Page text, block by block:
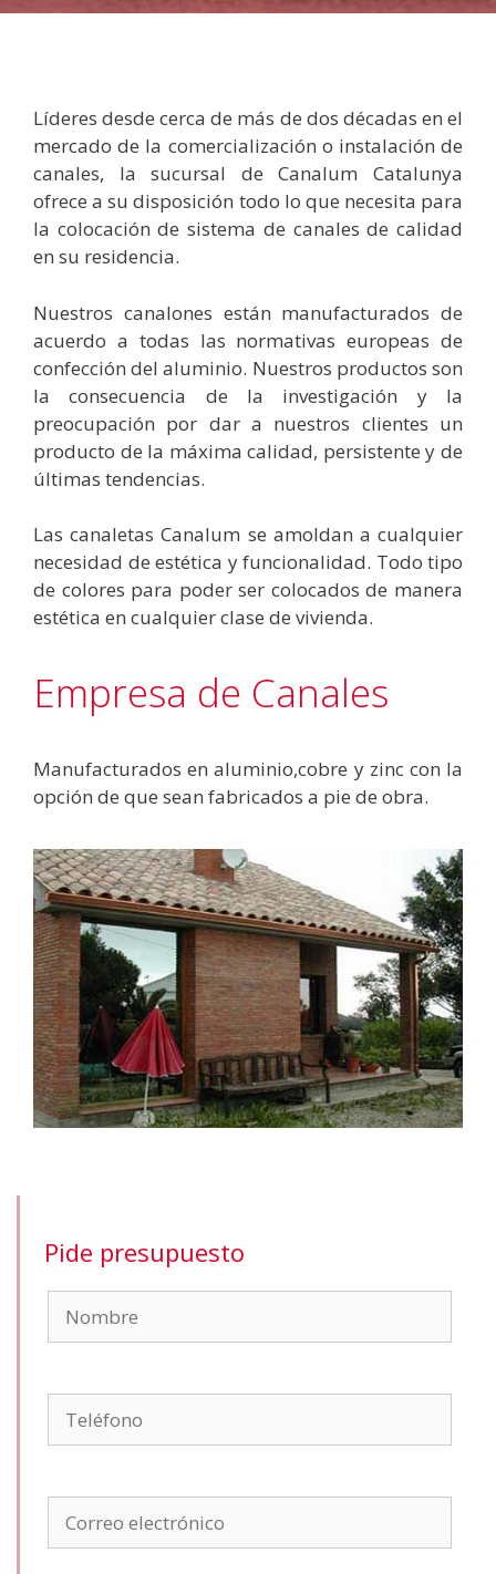
Líderes desde cerca de más de dos décadas en el
mercado de la comercialización o instalación de
canales, la sucursal de Canalum Catalunya
ofrece a su disposición todo lo que necesita para
la colocación de sistema de canales de calidad
en su residencia.
Nuestros canalones están manufacturados de
acuerdo a todas las normativas europeas de
confección del aluminio. Nuestros productos son
la consecuencia de la investigación y la
preocupación por dar a nuestros clientes un
producto de la máxima calidad, persistente y de
últimas tendencias.
Las canaletas Canalum se amoldan a cualquier
necesidad de estética y funcionalidad. Todo tipo
de colores para poder ser colocados de manera
estética en cualquier clase de vivienda.
Empresa de Canales
Manufacturados en aluminio,cobre y zinc con la
opción de que sean fabricados a pie de obra.
Pide presupuesto